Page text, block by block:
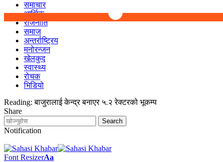
समाचार
आर्थिक
राजनीति
समाज
अन्तर्राष्ट्रिय
मनोरन्जन
खेलकुद
स्वास्थ्य
रोचक
भिडियो
Reading: बाजुरालाई केन्द्र बनाएर ५.२ रेक्टरको भूकम्प
Share
Notification
Font ResizerAa